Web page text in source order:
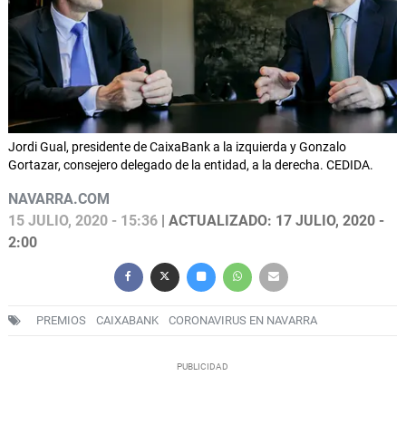
Jordi Gual, presidente de CaixaBank a la izquierda y Gonzalo
Gortazar, consejero delegado de la entidad, a la derecha. CEDIDA.
NAVARRA.COM
15 JULIO, 2020 - 15:36 | ACTUALIZADO: 17 JULIO, 2020 -
2:00
PREMIOS CAIXABANK CORONAVIRUS EN NAVARRA